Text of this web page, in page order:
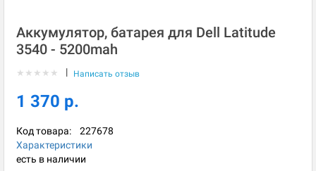
Аккумулятор, батарея для Dell Latitude
3540 - 5200mah
★ ★ ★ ★ ★ | Написать отзыв
1 370 р.
Код товара: 227678
Характеристики
есть в наличии